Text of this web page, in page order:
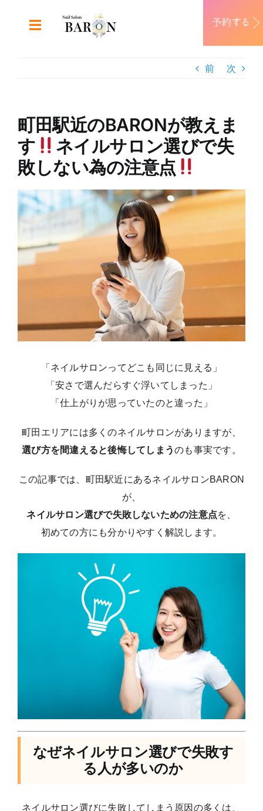
Toggle
MENU
RECRUIT
CONTACT
前 次
町田駅近のBARONが教えま
す
ネイルサロン選びで失
敗しない為の注意点
View
Larger
「ネイルサロンってどこも同じに見える」
「安さで選んだらすぐ浮いてしまった」
「仕上がりが思っていたのと違った」
町田エリアには多くのネイルサロンがありますが、
選び方を間違えると後悔してしまうのも事実です。
この記事では、町田駅近にあるネイルサロンBARON
が、
ネイルサロン選びで失敗しないための注意点を、
初めての方にも分かりやすく解説します。
なぜネイルサロン選びで失敗す
る人が多いのか
ネイルサロン選びに失敗してしまう原因の多くは、